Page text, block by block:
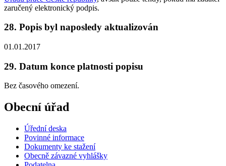
zaručený elektronický podpis.
28. Popis byl naposledy aktualizován
01.01.2017
29. Datum konce platnosti popisu
Bez časového omezení.
Obecní úřad
Úřední deska
Povinné informace
Dokumenty ke stažení
Obecně závazné vyhlášky